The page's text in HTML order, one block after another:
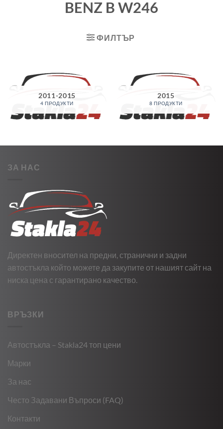
BENZ B W246
ФИЛТЪР
2011-2015
4 ПРОДУКТИ
2015
8 ПРОДУКТИ
ЗА НАС
Директен вносител на предни, странични и задни
автостъкла който можете да закупите от нашият сайт на
ниска цена с гарантирано качество.
ВРЪЗКИ
Автостъкла – Stakla24 топ цени
Марки
За нас
Често Задавани Въпроси (FAQ)
Контакти